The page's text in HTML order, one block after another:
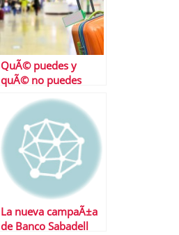
QuÃ© puedes y
quÃ© no puedes
aerolÃ­nea
La nueva campaÃ±a
de Banco Sabadell